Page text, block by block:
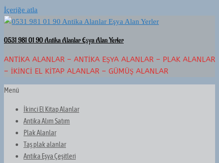
İçeriğe atla
0531 981 01 90 Antika Alanlar Eşya Alan Yerler
ANTIKA ALANLAR – ANTIKA EŞYA ALANLAR – PLAK ALANLAR
– İKINCI EL KITAP ALANLAR – GÜMÜŞ ALANLAR
Menü
İkinci El Kitap Alanlar
Antika Alım Satım
Plak Alanlar
Taş plak alanlar
Antika Eşya Çeşitleri